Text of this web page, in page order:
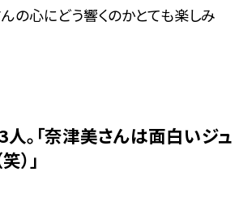
んの心にどう響くのかとても楽しみ
。「奈津美さんは面白いジュ
）」